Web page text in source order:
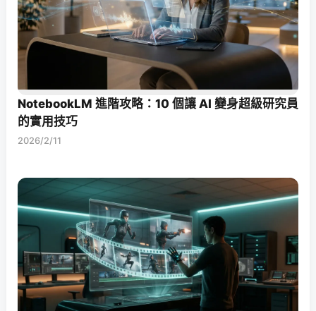
NotebookLM 進階攻略：10 個讓 AI 變身超級研究員
的實用技巧
2026/2/11